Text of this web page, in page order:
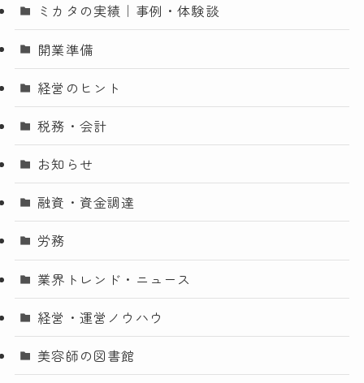
ミカタの実績｜事例・体験談
開業準備
経営のヒント
税務・会計
お知らせ
融資・資金調達
労務
業界トレンド・ニュース
経営・運営ノウハウ
美容師の図書館